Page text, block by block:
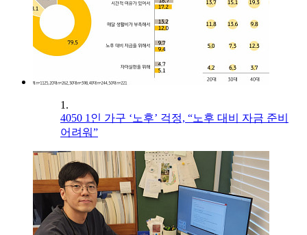
1.
4050 1인 가구 ‘노후’ 걱정, “노후 대비 자금 준비
어려워”